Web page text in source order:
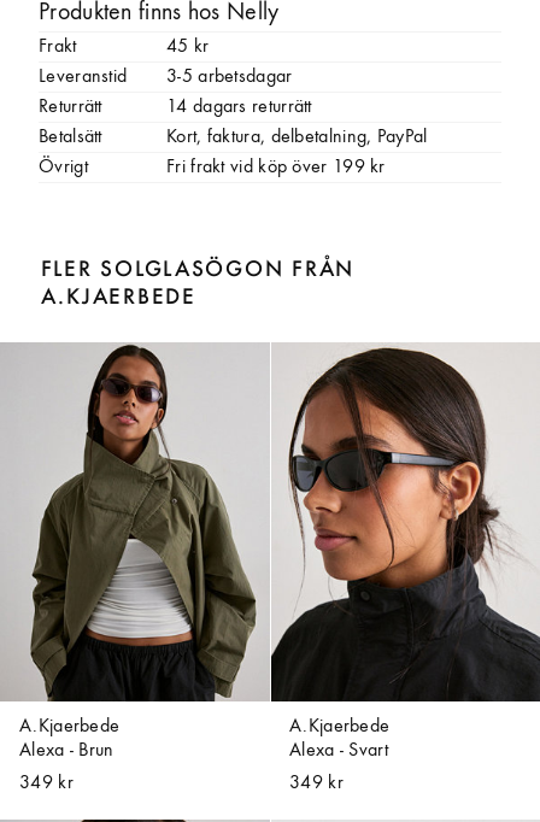
Produkten finns hos Nelly
Frakt
45 kr
Leveranstid
3-5 arbetsdagar
Returrätt
14 dagars returrätt
Betalsätt
Kort, faktura, delbetalning, PayPal
Övrigt
Fri frakt vid köp över 199 kr
FLER SOLGLASÖGON FRÅN
A.KJAERBEDE
A.Kjaerbede
Alexa - Brun
349 kr
A.Kjaerbede
Alexa - Svart
349 kr